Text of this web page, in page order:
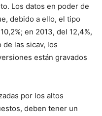
Los datos en poder de
debido a ello, el tipo
en 2013, del 12,4%,
de las sicav, los
están gravados
por los altos
deben tener un